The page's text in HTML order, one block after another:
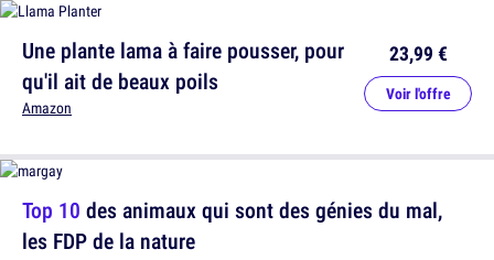
Top 10 des animaux qui sont des génies du mal,
les FDP de la nature
Une plante lama à faire pousser, pour
qu'il ait de beaux poils
Amazon
23,99 €
Voir l'offre